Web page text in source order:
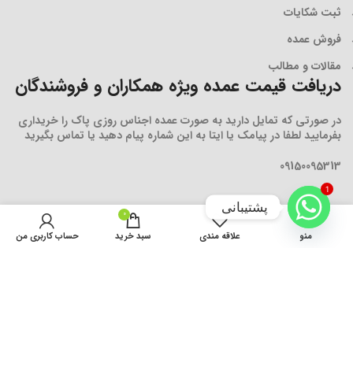
ثبت شکایات
فروش عمده
مقالات و مطالب
دریافت قیمت عمده ویژه همکاران و فروشندگان
در صورتی که تمایل دارید به صورت عمده اجناس روزی پاک را خریداری
بفرمایید لطفا در پیامک یا ایتا به این شماره پیام دهید یا تماس بگیرید
09150095313
منو علاقه مندی
0
سبد خرید حساب کاربری من
1
پشتیبانی